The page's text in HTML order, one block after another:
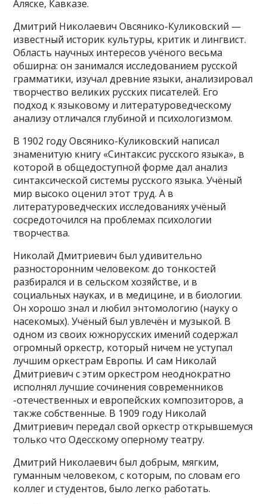
Аляске, Кавказе.
Дмитрий Николаевич Овсянико-Куликовский —
известный историк культуры, критик и лингвист.
Область научных интересов учёного весьма
обширна: он занимался исследованием русской
грамматики, изучал древние языки, анализировал
творчество великих русских писателей. Его
подход к языковому и литературоведческому
анализу отличался глубиной и психологизмом.
В 1902 году Овсянико-Куликовский написал
знаменитую книгу «Синтаксис русского языка», в
которой в общедоступной форме дал анализ
синтаксической системы русского языка. Учёный
мир высоко оценил этот труд. А в
литературоведческих исследованиях учёный
сосредоточился на проблемах психологии
творчества.
Николай Дмитриевич был удивительно
разносторонним человеком: до тонкостей
разбирался и в сельском хозяйстве, и в
социальных науках, и в медицине, и в биологии.
Он хорошо знал и любил энтомологию (науку о
насекомых). Учёный был увлечён и музыкой. В
одном из своих южнорусских имений содержал
огромный оркестр, который ничем не уступал
лучшим оркестрам Европы. И сам Николай
Дмитриевич с этим оркестром неоднократно
исполнял лучшие сочинения современников
-отечественных и европейских композиторов, а
также собственные. В 1909 году Николай
Дмитриевич передал свой оркестр открывшемуся
только что Одесскому оперному театру.
Дмитрий Николаевич был добрым, мягким,
гуманным человеком, с которым, по словам его
коллег и студентов, было легко работать.